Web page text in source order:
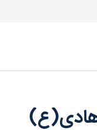
هادی(ع)